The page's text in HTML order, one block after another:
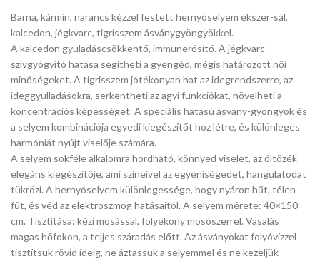
Barna, kármin, narancs kézzel festett hernyóselyem ékszer-sál,
kalcedon, jégkvarc, tigrisszem ásványgyöngyökkel.
A kalcedon gyuladáscsökkentő, immunerősítő. A jégkvarc
szívgyógyító hatása segítheti a gyengéd, mégis határozott női
minőségeket. A tigrisszem jótékonyan hat az idegrendszerre, az
ideggyulladásokra, serkentheti az agyi funkciókat, növelheti a
koncentrációs képességet. A speciális hatású ásvány-gyöngyök és
a selyem kombinációja egyedi kiegészítőt hoz létre, és különleges
harmóniát nyújt viselője számára.
A selyem sokféle alkalomra hordható, könnyed viselet, az öltözék
elegáns kiegészítője, ami színeivel az egyéniségedet, hangulatodat
tükrözi. A hernyóselyem különlegessége, hogy nyáron hűt, télen
fűt, és véd az elektroszmog hatásaitól. A selyem mérete: 40×150
cm. Tisztítása: kézi mosással, folyékony mosószerrel. Vasalás
magas hőfokon, a teljes száradás előtt. Az ásványokat folyóvízzel
tisztítsuk rövid ideig, ne áztassuk a selyemmel és ne kezeljük